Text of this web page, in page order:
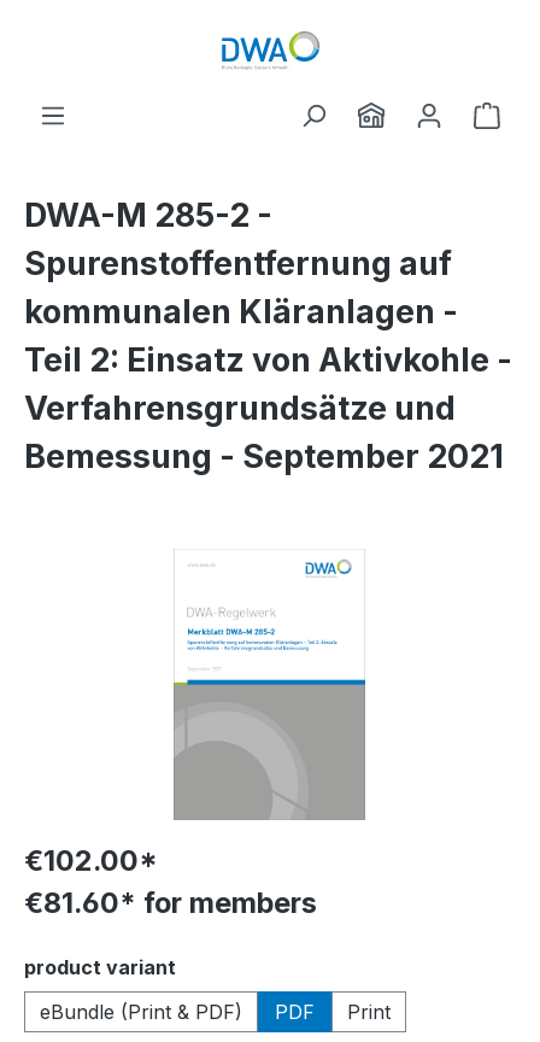
DWA-M 285-2 -
Spurenstoffentfernung auf
kommunalen Kläranlagen -
Teil 2: Einsatz von Aktivkohle -
Verfahrensgrundsätze und
Bemessung - September 2021
€102.00*
€81.60* for members
Select
product variant
eBundle (Print & PDF)
PDF Print